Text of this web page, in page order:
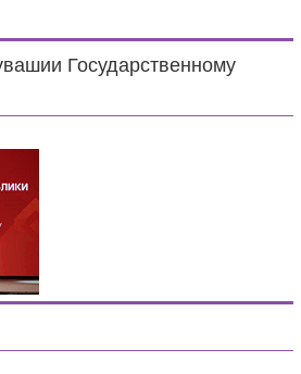
Государственному